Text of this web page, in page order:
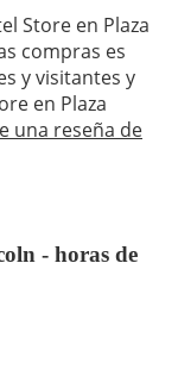
Store en Plaza
compras es
y visitantes y
en Plaza
una reseña de
- horas de